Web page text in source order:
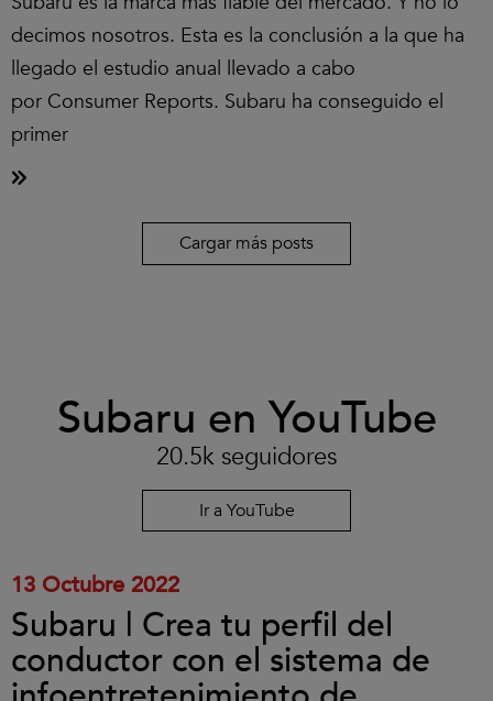
decimos nosotros. Esta es la conclusión a la que ha
llegado el estudio anual llevado a cabo
por Consumer Reports. Subaru ha conseguido el
primer
Cargar más posts
Subaru en YouTube
20.5k seguidores
Ir a YouTube
aceptar
13 Octubre 2022
Subaru | Crea tu perfil del
conductor con el sistema de